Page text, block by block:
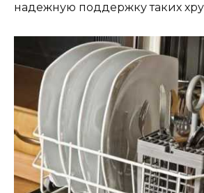
надежную поддержку таких